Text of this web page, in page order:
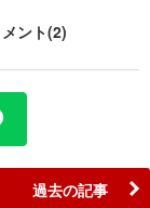
メント(2)
過去の記事